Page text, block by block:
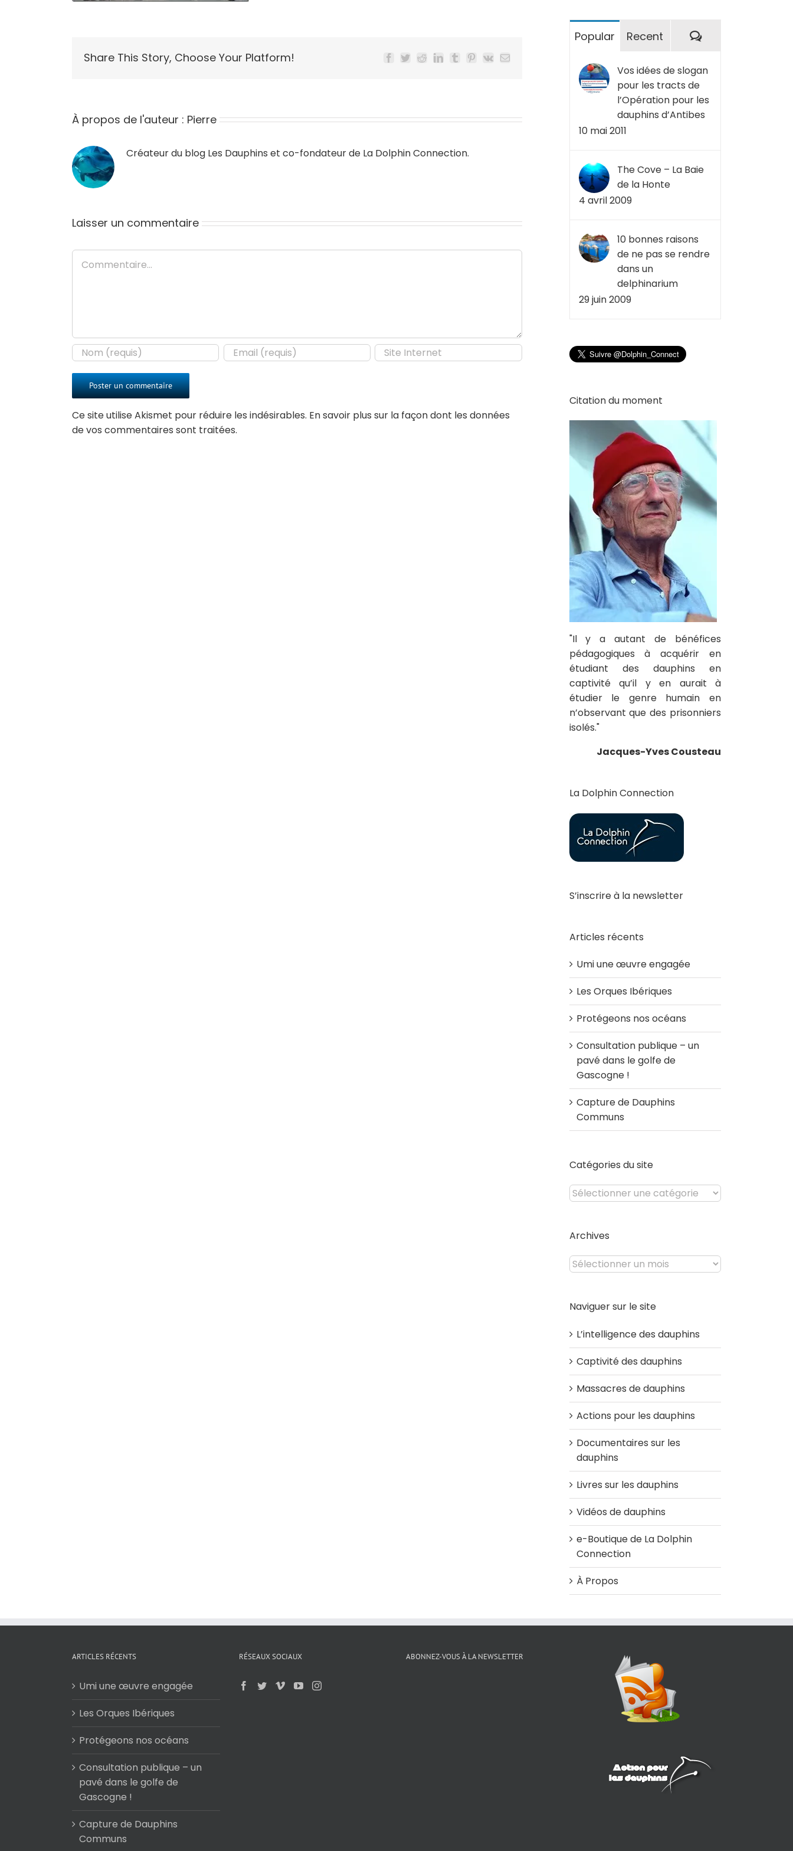
Share This Story, Choose Your Platform! Facebook
TwitterRedditLinkedIn
TumblrPinterest
Vk Email
À propos de l'auteur : Pierre
Créateur du blog Les Dauphins et co-fondateur de La Dolphin Connection.
Laisser un commentaire
Commentaire
Ce site utilise Akismet pour réduire les indésirables. En savoir plus sur la façon dont les données
de vos commentaires sont traitées.
Popular Recent Commentaires
Vos idées de slogan
pour les tracts de
l’Opération pour les
dauphins d’Antibes
10 mai 2011
The Cove – La Baie
de la Honte
4 avril 2009
10 bonnes raisons
de ne pas se rendre
dans un
delphinarium
29 juin 2009
Citation du moment
"Il y a autant de bénéfices
pédagogiques à acquérir en
étudiant des dauphins en
captivité qu’il y en aurait à
étudier le genre humain en
n’observant que des prisonniers
isolés."
Jacques-Yves Cousteau
La Dolphin Connection
S’inscrire à la newsletter
Articles récents
Umi une œuvre engagée
Les Orques Ibériques
Protégeons nos océans
Consultation publique – un
pavé dans le golfe de
Gascogne !
Capture de Dauphins
Communs
Catégories du site
Catégories
du
Archives
Archives
Naviguer sur le site
L’intelligence des dauphins
Captivité des dauphins
Massacres de dauphins
Actions pour les dauphins
Documentaires sur les
dauphins
Livres sur les dauphins
Vidéos de dauphins
e-Boutique de La Dolphin
Connection
À Propos
ARTICLES RÉCENTS
Umi une œuvre engagée
Les Orques Ibériques
Protégeons nos océans
Consultation publique – un
pavé dans le golfe de
Gascogne !
Capture de Dauphins
Communs
RÉSEAUX SOCIAUX ABONNEZ-VOUS À LA NEWSLETTER